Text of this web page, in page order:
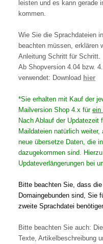
leisten und es kann gerade
kommen.
Wie Sie die Sprachdateien
beachten müssen, erklären
Anleitung Schritt für Schritt.
Ab Shopversion 4.04 bzw.
verwendet: Download hier
*Sie erhalten mit Kauf der
Mailversion Shop 4.x für ein
Nach Ablauf der Updatezeit
Maildateien natürlich weiter,
neue übersetze Daten, die
dazugekommen sind.
Updateverlängerungen bei
Bitte beachten Sie, dass
Domaingebunden sind, Sie
zweite Sprachdatei
Bitte beachten Sie auch:
Texte, Artikelbeschreibung